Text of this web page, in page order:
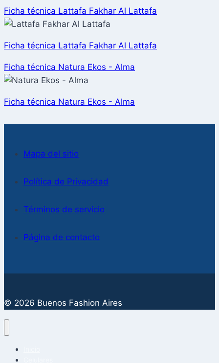
Ficha técnica Lattafa Fakhar Al Lattafa
Ficha técnica Lattafa Fakhar Al Lattafa
Ficha técnica Natura Ekos - Alma
Ficha técnica Natura Ekos - Alma
Mapa del sitio
Política de Privacidad
Términos de servicio
Página de contacto
© 2026 Buenos Fashion Aires